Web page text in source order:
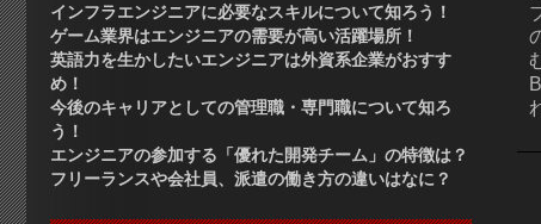
インフラエンジニアに必要なスキルについて知ろう！
ゲーム業界はエンジニアの需要が高い活躍場所！
英語力を生かしたいエンジニアは外資系企業がおすす
め！
今後のキャリアとしての管理職・専門職について知ろ
う！
エンジニアの参加する「優れた開発チーム」の特徴は？
フリーランスや会社員、派遣の働き方の違いはなに？